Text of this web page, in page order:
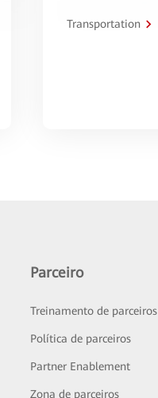
Transportation
Parceiro
Treinamento de parceiros
Política de parceiros
Partner Enablement
Zona de parceiros